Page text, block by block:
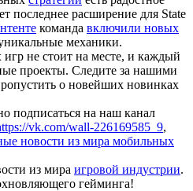
последнее расширение для State
команда включили новых
механики.
не стоит на месте, и каждый
проекты. Следите за нашими
о новейших новинках
подписаться на наш канал
vk.com/wall-226169585_9,
новости из мира мобильных
из мира игровой индустрии.
гейминга!